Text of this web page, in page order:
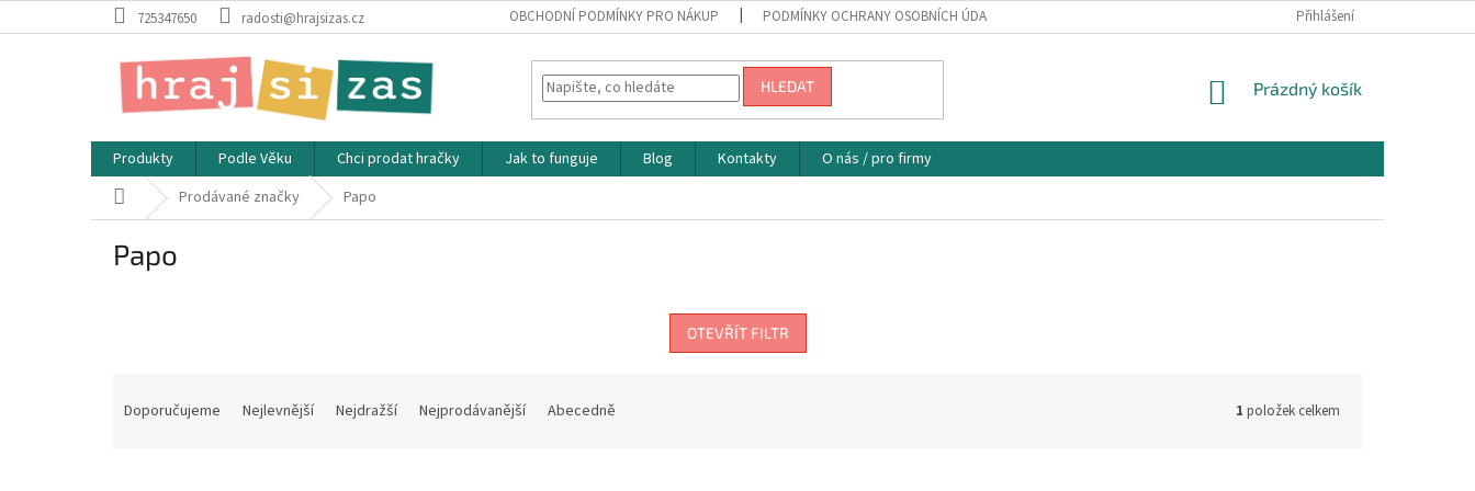
na
725347650 radosti@hrajsizas.cz OBCHODNÍ PODMÍNKY PRO NÁKUP PODMÍNKY OCHRANY OSOBNÍCH ÚDAJŮ REKLAMAČNÍ PODMÍNKY
Přihlášení
HLEDAT
NÁKUPNÍ
Prázdný košík
Produkty Podle Věku Chci prodat hračky Jak to funguje Blog Kontakty
O nás / pro firmy
Domů Prodávané značky Papo
Papo
OTEVŘÍT FILTR
Doporučujeme Nejlevnější Nejdražší Nejprodávanější Abecedně 1 položek celkem